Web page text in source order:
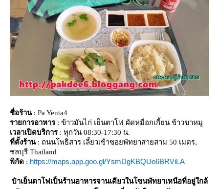
ชื่อร้าน: Pa Yenta4
รายการอาหาร: ข้าวมันไก่ เย็นตาโฟ ผัดหมี่ฮกเกี้ยน ข้าวขาหมู
เวลาเปิดบริการ: ทุกวัน 08:30-17:30 น.
ที่ตั้งร้าน: ถนนโพธิสาร เลี้ยวเข้าซอยพัทยาสายสาม 50 เมตร,
ชลบุรี Thailand
พิกัด : https://maps.app.goo.gl/YsmDgKBQUo6BRViLA
ป๋าเย็นตาโฟเป็นร้านอาหารจานเดียวในโซนพัทยาเหนือที่อยู่ใกล้